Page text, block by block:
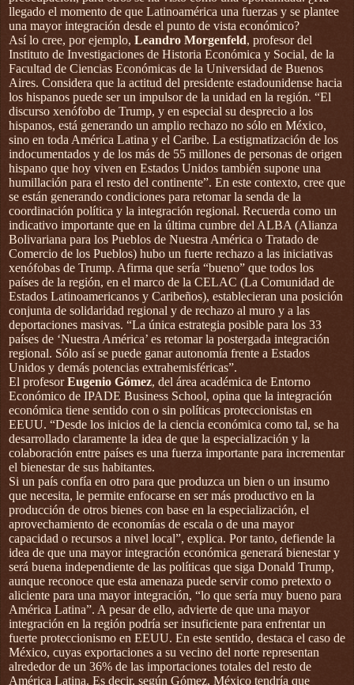
llegado el momento de que Latinoamérica una fuerzas y se plantee
una mayor integración desde el punto de vista económico?
Así lo cree, por ejemplo, Leandro Morgenfeld, profesor del
Instituto de Investigaciones de Historia Económica y Social, de la
Facultad de Ciencias Económicas de la Universidad de Buenos
Aires. Considera que la actitud del presidente estadounidense hacia
los hispanos puede ser un impulsor de la unidad en la región. “El
discurso xenófobo de Trump, y en especial su desprecio a los
hispanos, está generando un amplio rechazo no sólo en México,
sino en toda América Latina y el Caribe. La estigmatización de los
indocumentados y de los más de 55 millones de personas de origen
hispano que hoy viven en Estados Unidos también supone una
humillación para el resto del continente”. En este contexto, cree que
se están generando condiciones para retomar la senda de la
coordinación política y la integración regional. Recuerda como un
indicativo importante que en la última cumbre del ALBA (Alianza
Bolivariana para los Pueblos de Nuestra América o Tratado de
Comercio de los Pueblos) hubo un fuerte rechazo a las iniciativas
xenófobas de Trump. Afirma que sería “bueno” que todos los
países de la región, en el marco de la CELAC (La Comunidad de
Estados Latinoamericanos y Caribeños), establecieran una posición
conjunta de solidaridad regional y de rechazo al muro y a las
deportaciones masivas. “La única estrategia posible para los 33
países de ‘Nuestra América’ es retomar la postergada integración
regional. Sólo así se puede ganar autonomía frente a Estados
Unidos y demás potencias extrahemisféricas”.
El profesorEugenio Gómez, del área académica de Entorno
Económico de IPADE Business School, opina que la integración
económica tiene sentido con o sin políticas proteccionistas en
EEUU. “Desde los inicios de la ciencia económica como tal, se ha
desarrollado claramente la idea de que la especialización y la
colaboración entre países es una fuerza importante para incrementar
el bienestar de sus habitantes.
Si un país confía en otro para que produzca un bien o un insumo
que necesita, le permite enfocarse en ser más productivo en la
producción de otros bienes con base en la especialización, el
aprovechamiento de economías de escala o de una mayor
capacidad o recursos a nivel local”, explica. Por tanto, defiende la
idea de que una mayor integración económica generará bienestar y
será buena independiente de las políticas que siga Donald Trump,
aunque reconoce que esta amenaza puede servir como pretexto o
aliciente para una mayor integración, “lo que sería muy bueno para
América Latina”. A pesar de ello, advierte de que una mayor
integración en la región podría ser insuficiente para enfrentar un
fuerte proteccionismo en EEUU. En este sentido, destaca el caso de
México, cuyas exportaciones a su vecino del norte representan
alrededor de un 36% de las importaciones totales del resto de
América Latina. Es decir, según Gómez, México tendría que